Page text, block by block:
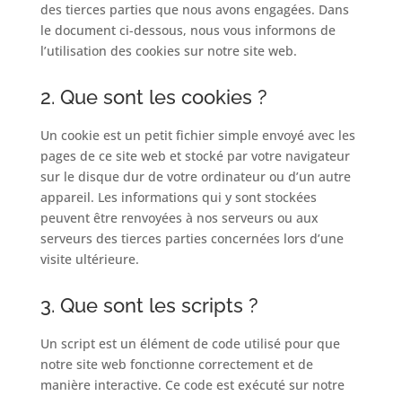
des tierces parties que nous avons engagées. Dans
le document ci-dessous, nous vous informons de
l’utilisation des cookies sur notre site web.
2. Que sont les cookies ?
Un cookie est un petit fichier simple envoyé avec les
pages de ce site web et stocké par votre navigateur
sur le disque dur de votre ordinateur ou d’un autre
appareil. Les informations qui y sont stockées
peuvent être renvoyées à nos serveurs ou aux
serveurs des tierces parties concernées lors d’une
visite ultérieure.
3. Que sont les scripts ?
Un script est un élément de code utilisé pour que
notre site web fonctionne correctement et de
manière interactive. Ce code est exécuté sur notre